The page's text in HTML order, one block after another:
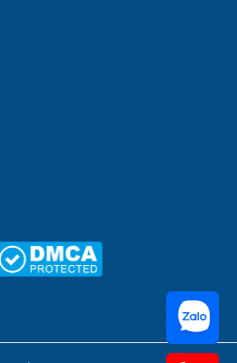
– Quatangviva.com
ở giữa để có thể dán thêm các
hợp. Tem nội dung được in theo
với chất liệu bằng kim loại hoặc
chống nhòe. Nhờ vậy, huy